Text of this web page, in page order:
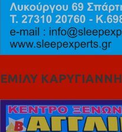
ΕΜΙΛΥ ΚΑΡΥΓΙΑΝΝΗ